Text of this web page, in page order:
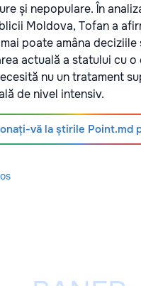
și nepopulare. În
Moldova, Tofan a
poate amâna deciziile
actuală a statului cu o
nu un tratament
de nivel intensiv.
vă la știrile Point.md